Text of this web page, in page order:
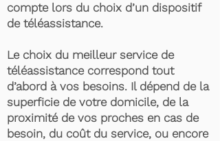
compte lors du choix d’un dispositif
de téléassistance.
Le choix du meilleur service de
téléassistance correspond tout
d’abord à vos besoins. Il dépend de la
superficie de votre domicile, de la
proximité de vos proches en cas de
besoin, du coût du service, ou encore